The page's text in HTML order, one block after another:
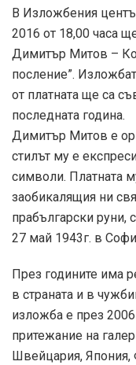
В Изложбения
2016 от 18,00 часа
Димитър Митов –
посление”.
от платната ще са
последната година.
Димитър Митов е
стилът му е
символи. Платната
заобикалящия ни
прабългарски руни,
27 май 1943г. в
През годините има
в страната и в
изложба е през
притежание на
Швейцария,